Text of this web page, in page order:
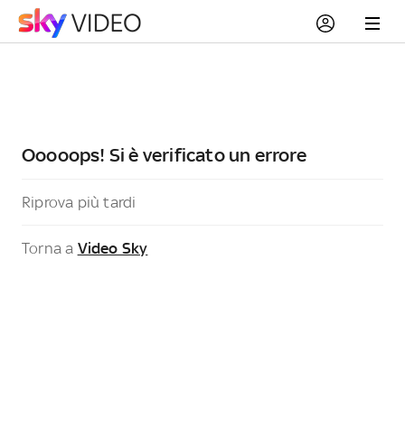
Ooooops! Si è verificato un errore
Riprova più tardi
Torna a Video Sky